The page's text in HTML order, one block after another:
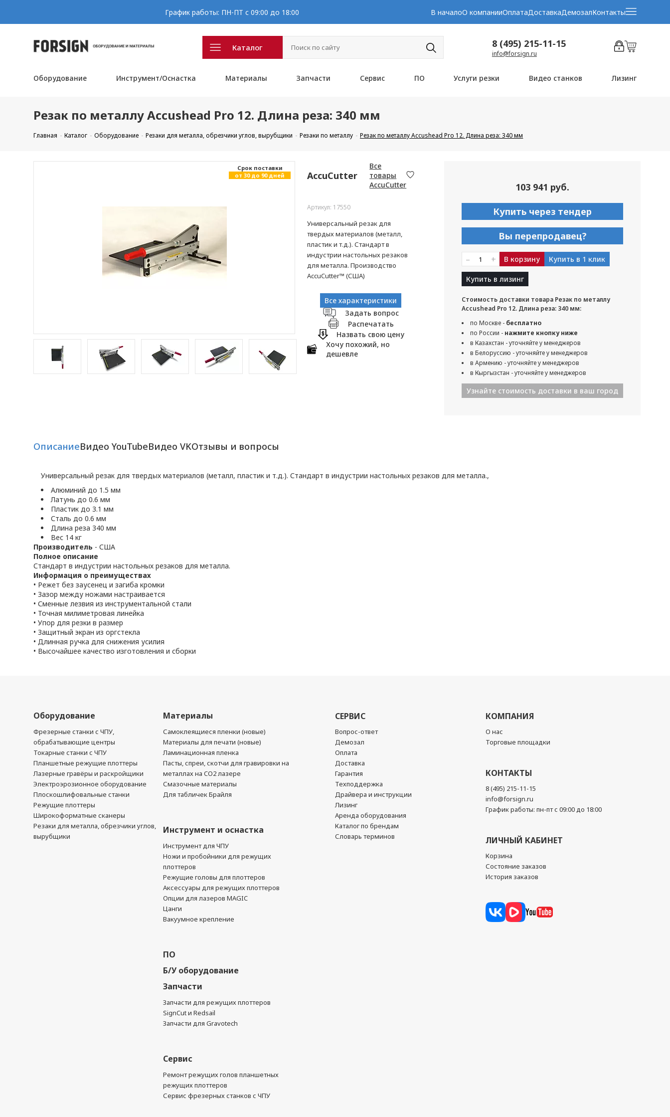
График работы: ПН-ПТ с 09:00 до 18:00 В началоО компанииОплатаДоставкаДемозалКонтакты
Каталог 8 (495) 215-11-15
info@forsign.ru
Оборудование Инструмент/Оснастка Материалы Запчасти Сервис ПО Услуги резки Видео станков Лизинг
Резак по металлу Accushead Pro 12. Длина реза: 340 мм
Главная Каталог Оборудование Резаки для металла, обрезчики углов, вырубщики Резаки по металлу Резак по металлу Accushead Pro 12. Длина реза: 340 мм
Cрок поставки
от 30 до 90 дней
AccuCutter
Все
товары
AccuCutter
Артикул: 17550
Универсальный резак для
твердых материалов (металл,
пластик и т.д.). Стандарт в
индустрии настольных резаков
для металла. Производство
AccuCutter™ (США)
Все характеристики
Задать вопрос
Распечатать
Назвать свою цену
Хочу похожий, но
дешевле
103 941 руб.
Купить через тендер
Вы перепродавец?
– + В корзину Купить в 1 клик
Купить в лизинг
Стоимость доставки товара Резак по металлу
Accushead Pro 12. Длина реза: 340 мм:
по Москве - бесплатно
по России - нажмите кнопку ниже
в Казахстан - уточняйте у менеджеров
в Белоруссию - уточняйте у менеджеров
в Армению - уточняйте у менеджеров
в Кыргызстан - уточняйте у менеджеров
Узнайте стоимость доставки в ваш город
ОписаниеВидео YouTubeВидео VKОтзывы и вопросы
Универсальный резак для твердых материалов (металл, пластик и т.д.). Стандарт в индустрии настольных резаков для металла.,
Алюминий до 1.5 мм
Латунь до 0.6 мм
Пластик до 3.1 мм
Сталь до 0.6 мм
Длина реза 340 мм
Вес 14 кг
Производитель - США
Полное описание
Стандарт в индустрии настольных резаков для металла.
Информация о преимуществах
• Режет без заусенец и загиба кромки
• Зазор между ножами настраивается
• Сменные лезвия из инструментальной стали
• Точная милиметровая линейка
• Упор для резки в размер
• Защитный экран из оргстекла
• Длинная ручка для снижения усилия
• Высочайшее качество изготовления и сборки
Оборудование
Фрезерные станки с ЧПУ,
обрабатывающие центры
Токарные станки с ЧПУ
Планшетные режущие плоттеры
Лазерные гравёры и раскройщики
Электроэрозионное оборудование
Плоскошлифовальные станки
Режущие плоттеры
Широкоформатные сканеры
Резаки для металла, обрезчики углов,
вырубщики
Материалы
Самоклеящиеся пленки (новые)
Материалы для печати (новые)
Ламинационная пленка
Пасты, спреи, скотчи для гравировки на
металлах на CO2 лазере
Смазочные материалы
Для табличек Брайля
Инструмент и оснастка
Инструмент для ЧПУ
Ножи и пробойники для режущих
плоттеров
Режущие головы для плоттеров
Аксессуары для режущих плоттеров
Опции для лазеров MAGIC
Цанги
Вакуумное крепление
ПО
Б/У оборудование
Запчасти
Запчасти для режущих плоттеров
SignCut и Redsail
Запчасти для Gravotech
Сервис
Ремонт режущих голов планшетных
режущих плоттеров
Сервис фрезерных станков с ЧПУ
СЕРВИС
Вопрос-ответ
Демозал
Оплата
Доставка
Гарантия
Техподдержка
Драйвера и инструкции
Лизинг
Аренда оборудования
Каталог по брендам
Словарь терминов
КОМПАНИЯ
О нас
Торговые площадки
КОНТАКТЫ
8 (495) 215-11-15
info@forsign.ru
График работы: пн-пт с 09:00 до 18:00
ЛИЧНЫЙ КАБИНЕТ
Корзина
Состояние заказов
История заказов